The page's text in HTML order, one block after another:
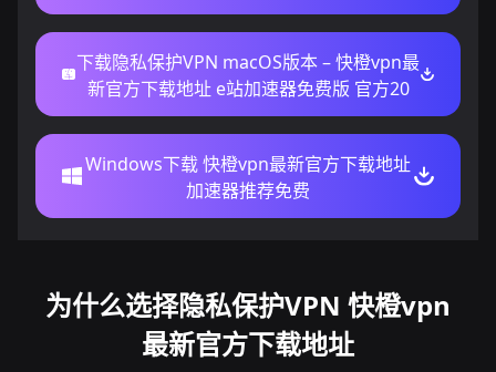
下载隐私保护VPN macOS版本 – 快橙vpn最
新官方下载地址 e站加速器免费版 官方20
Windows下载 快橙vpn最新官方下载地址
加速器推荐免费
为什么选择隐私保护VPN 快橙vpn
最新官方下载地址